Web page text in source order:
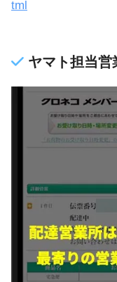
tml
ヤマト担当